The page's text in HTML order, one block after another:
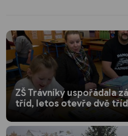
ZŠ Trávníky uspořádala
tříd, letos otevře dvě